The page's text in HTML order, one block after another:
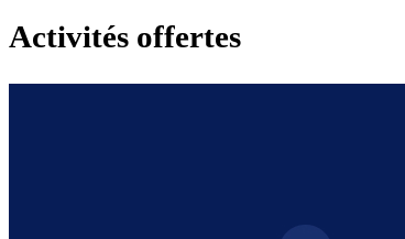
Activités offertes